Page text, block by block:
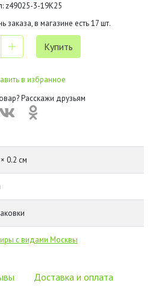
z49025-3-19K25
заказа, в магазине есть17шт.
в избранное
Расскажи друзьям
0.2 см
с видами Москвы
Доставка и оплата